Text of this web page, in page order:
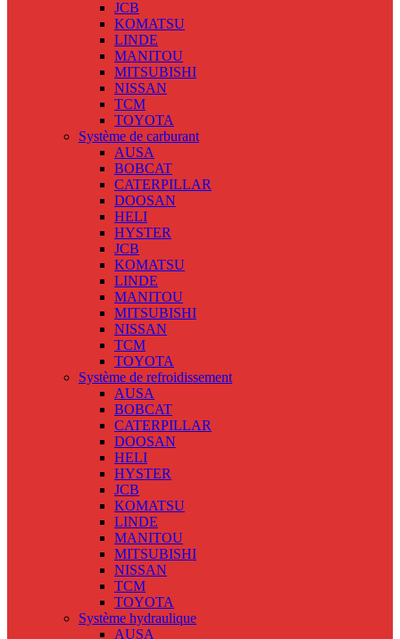
JCB
KOMATSU
LINDE
MANITOU
MITSUBISHI
NISSAN
TCM
TOYOTA
Système de carburant
AUSA
BOBCAT
CATERPILLAR
DOOSAN
HELI
HYSTER
JCB
KOMATSU
LINDE
MANITOU
MITSUBISHI
NISSAN
TCM
TOYOTA
Système de refroidissement
AUSA
BOBCAT
CATERPILLAR
DOOSAN
HELI
HYSTER
JCB
KOMATSU
LINDE
MANITOU
MITSUBISHI
NISSAN
TCM
TOYOTA
Système hydraulique
AUSA